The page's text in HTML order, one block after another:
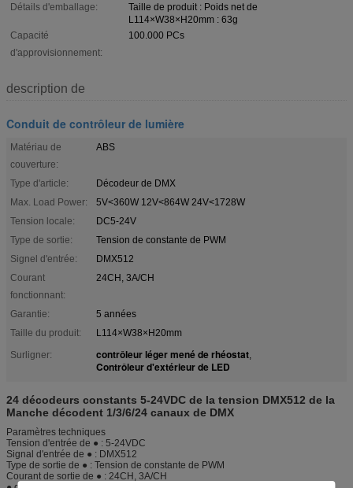
Détails d'emballage:
Taille de produit : Poids net de
L114×W38×H20mm : 63g
Capacité
d'approvisionnement:
100.000 PCs
description de
Conduit de contrôleur de lumière
Matériau de
couverture:
ABS
Type d'article:
Décodeur de DMX
Max. Load Power:
5V<360W 12V<864W 24V<1728W
Tension locale:
DC5-24V
Type de sortie:
Tension de constante de PWM
Signel d'entrée:
DMX512
Courant
fonctionnant:
24CH, 3A/CH
Garantie:
5 années
Taille du produit:
L114×W38×H20mm
Surligner:
contrôleur léger mené de rhéostat,
Contrôleur d'extérieur de LED
24 décodeurs constants 5-24VDC de la tension DMX512 de la
Manche décodent 1/3/6/24 canaux de DMX
Paramètres techniques
Tension d'entrée de ● : 5-24VDC
Signal d'entrée de ● : DMX512
Type de sortie de ● : Tension de constante de PWM
Courant de sortie de ● : 24CH, 3A/CH